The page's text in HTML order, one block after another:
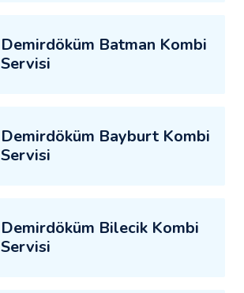
Demirdöküm Batman Kombi
Servisi
Demirdöküm Bayburt Kombi
Servisi
Demirdöküm Bilecik Kombi
Servisi